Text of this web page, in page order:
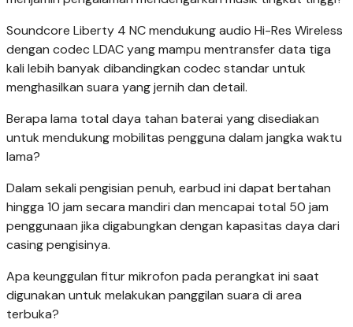
Soundcore Liberty 4 NC mendukung audio Hi-Res Wireless
dengan codec LDAC yang mampu mentransfer data tiga
kali lebih banyak dibandingkan codec standar untuk
menghasilkan suara yang jernih dan detail.
Berapa lama total daya tahan baterai yang disediakan
untuk mendukung mobilitas pengguna dalam jangka waktu
lama?
Dalam sekali pengisian penuh, earbud ini dapat bertahan
hingga 10 jam secara mandiri dan mencapai total 50 jam
penggunaan jika digabungkan dengan kapasitas daya dari
casing pengisinya.
Apa keunggulan fitur mikrofon pada perangkat ini saat
digunakan untuk melakukan panggilan suara di area
terbuka?